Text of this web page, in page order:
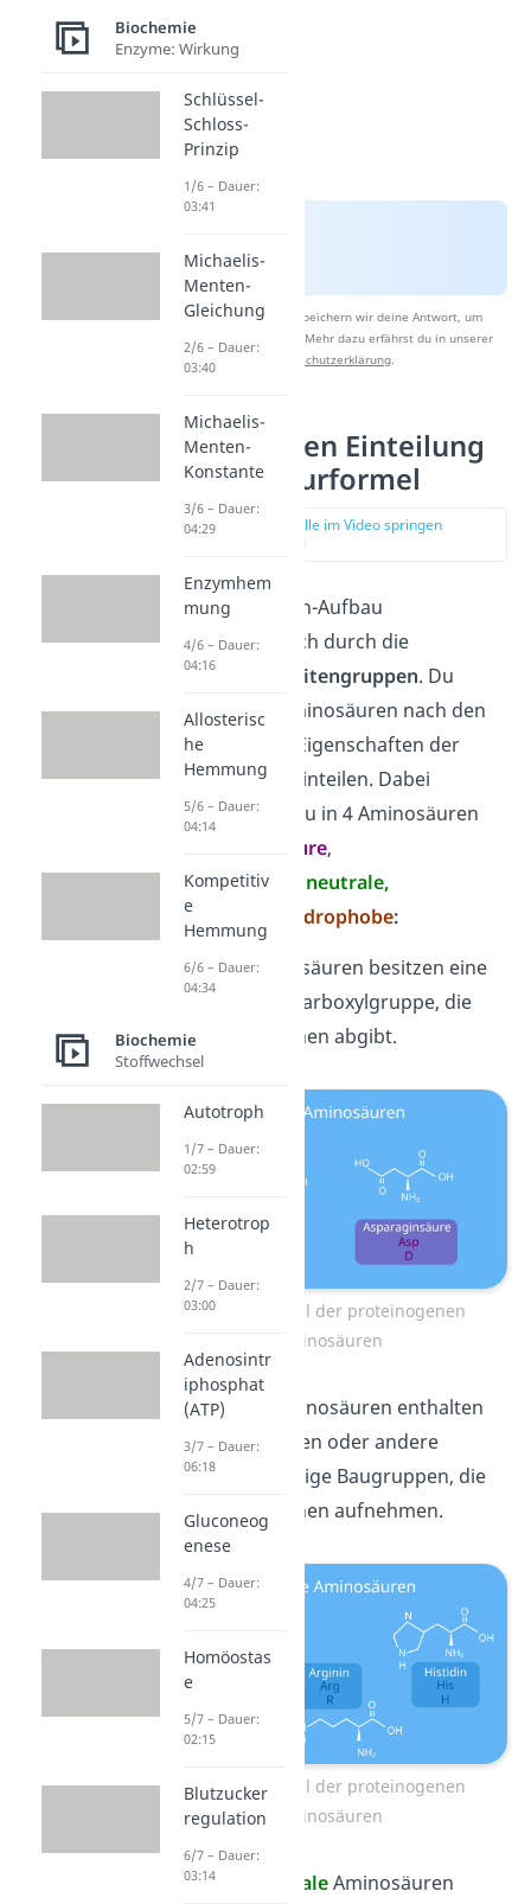
Nach Beantwortung speichern wir deine Antwort, um
Studyflix zu verbessern. Mehr dazu erfährst du in unserer
Datenschutzerklärung.
Aminosäuren Einteilung
und Strukturformel
zur Stelle im Video springen
(02:36)
Der Aminosäuren-Aufbau
unterscheidet sich durch die
funktionellen Seitengruppen. Du
kannst die 20 Aminosäuren nach den
Strukturen und Eigenschaften der
Seitengruppen einteilen. Dabei
unterscheidest du in 4 Aminosäuren
saure,
basische,polare
neutrale,
und unpolare hydrophobe:
SaureAminosäuren besitzen eine
zusätzliche Carboxylgruppe, die
gerne Protonen abgibt.
Strukturformel der proteinogenen
Aminosäuren
Basische
Aminosäuren enthalten
Aminogruppen oder andere
stickstoffhaltige Baugruppen, die
gerne Protonen aufnehmen.
Strukturformel der proteinogenen
Aminosäuren
Polare neutraleAminosäuren
Biochemie
Enzyme: Wirkung
Schlüssel-
Schloss-
Prinzip
1/6 – Dauer:
03:41
Michaelis-
Menten-
Gleichung
2/6 – Dauer:
03:40
Michaelis-
Menten-
Konstante
3/6 – Dauer:
04:29
Enzymhem
mung
4/6 – Dauer:
04:16
Allosterisc
he
Hemmung
5/6 – Dauer:
04:14
Kompetitiv
e
Hemmung
6/6 – Dauer:
04:34
Biochemie
Stoffwechsel
Autotroph
1/7 – Dauer:
02:59
Heterotrop
h
2/7 – Dauer:
03:00
Adenosintr
iphosphat
(ATP)
3/7 – Dauer:
06:18
Gluconeog
enese
4/7 – Dauer:
04:25
Homöostas
e
5/7 – Dauer:
02:15
Blutzucker
regulation
6/7 – Dauer:
03:14